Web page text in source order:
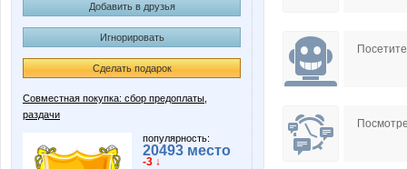
Добавить в друзья
Игнорировать
Сделать подарок
Совместная покупка: сбор предоплаты,
раздачи
популярность:
20493 место
-3 ↓
katrysya
коловатик